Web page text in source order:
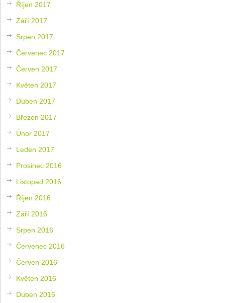
Říjen 2017
Září 2017
Srpen 2017
Červenec 2017
Červen 2017
Květen 2017
Duben 2017
Březen 2017
Únor 2017
Leden 2017
Prosinec 2016
Listopad 2016
Říjen 2016
Září 2016
Srpen 2016
Červenec 2016
Červen 2016
Květen 2016
Duben 2016